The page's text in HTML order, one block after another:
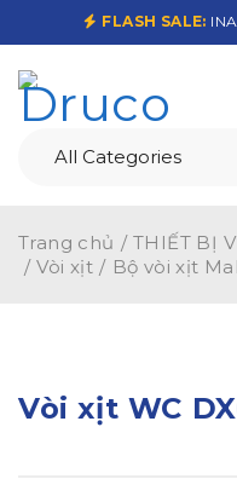
FLASH SALE:
Trang chủ / THIẾT BỊ
/ Vòi xịt / Bộ vòi xịt
Vòi xịt WC